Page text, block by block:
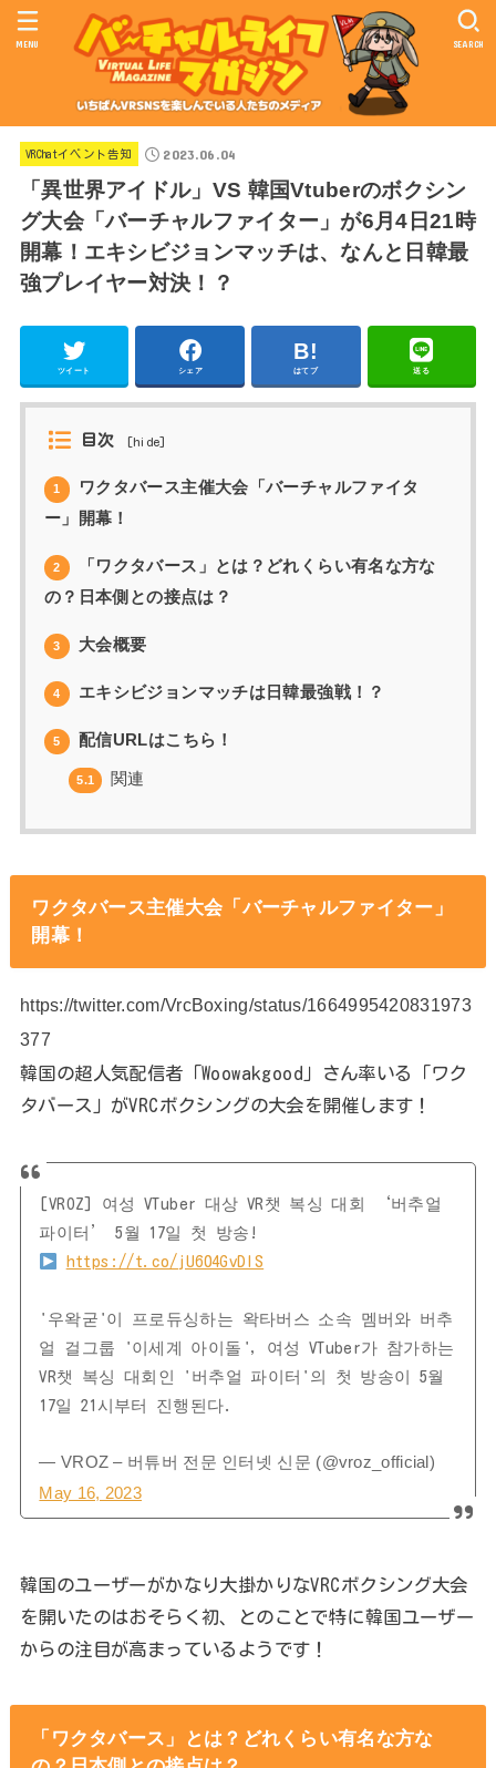
SEARCH
MENU
VRChatイベント告知 2023.06.04
「異世界アイドル」VS 韓国Vtuberのボクシン
グ大会「バーチャルファイター」が6月4日21時
開幕！エキシビジョンマッチは、なんと日韓最
強プレイヤー対決！？
ツイート シェア はてブ 送る
目次 hide
1
ワクタバース主催大会「バーチャルファイタ
ー」開幕！
2
「ワクタバース」とは？どれくらい有名な方な
の？日本側との接点は？
3 大会概要
4 エキシビジョンマッチは日韓最強戦！？
5 配信URLはこちら！
5.1 関連
ワクタバース主催大会「バーチャルファイター」
開幕！
https://twitter.com/VrcBoxing/status/1664995420831973
377
韓国の超人気配信者「Woowakgood」さん率いる「ワク
タバース」がVRCボクシングの大会を開催します！
[VROZ] 여성 VTuber 대상 VR챗 복싱 대회 ‘버추얼
파이터’ 5월 17일 첫 방송!
https://t.co/jU604GvDIS
'우왁굳'이 프로듀싱하는 왁타버스 소속 멤버와 버추
얼 걸그룹 '이세계 아이돌', 여성 VTuber가 참가하는
VR챗 복싱 대회인 '버추얼 파이터'의 첫 방송이 5월
17일 21시부터 진행된다.
— VROZ – 버튜버 전문 인터넷 신문 (@vroz_official)
May 16, 2023
韓国のユーザーがかなり大掛かりなVRCボクシング大会
を開いたのはおそらく初、とのことで特に韓国ユーザー
からの注目が高まっているようです！
「ワクタバース」とは？どれくらい有名な方な